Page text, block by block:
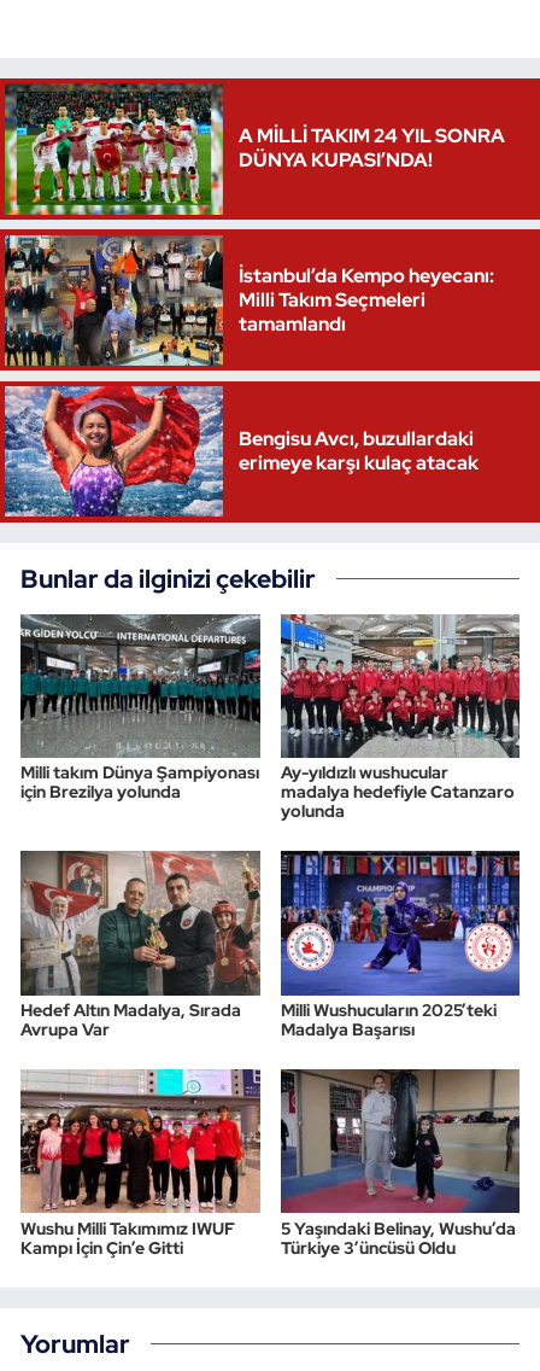
A MİLLİ TAKIM 24 YIL SONRA
DÜNYA KUPASI’NDA!
İstanbul’da Kempo heyecanı:
Milli Takım Seçmeleri
tamamlandı
Bengisu Avcı, buzullardaki
erimeye karşı kulaç atacak
Bunlar da ilginizi çekebilir
Milli takım Dünya Şampiyonası
için Brezilya yolunda
Ay-yıldızlı wushucular
madalya hedefiyle Catanzaro
yolunda
Hedef Altın Madalya, Sırada
Avrupa Var
Milli Wushucuların 2025’teki
Madalya Başarısı
Wushu Milli Takımımız IWUF
Kampı İçin Çin’e Gitti
5 Yaşındaki Belinay, Wushu’da
Türkiye 3’üncüsü Oldu
Yorumlar
Voleybol
Vücut Geliştirme Fitness
Wushu Kungfu
Yelken
Yüzme